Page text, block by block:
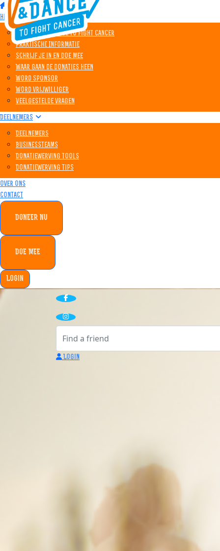
Home
Het event
Wat is Walk&Dance to Fight Cancer
Praktische Informatie
Schrijf je in en doe mee
Waar gaan de donaties heen
Word sponsor
Word vrijwilliger
Veelgestelde vragen
Deelnemers
Deelnemers
Businessteams
Donatiewerving tools
Donatiewerving tips
Over ons
Contact
DONEER NU
DOE MEE
Login
Login